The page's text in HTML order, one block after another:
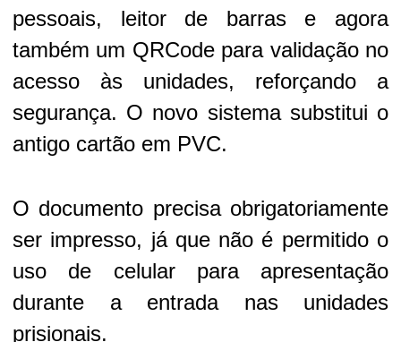
pessoais, leitor de barras e agora
também um QRCode para validação no
acesso às unidades, reforçando a
segurança. O novo sistema substitui o
antigo cartão em PVC.
O documento precisa obrigatoriamente
ser impresso, já que não é permitido o
uso de celular para apresentação
durante a entrada nas unidades
prisionais.